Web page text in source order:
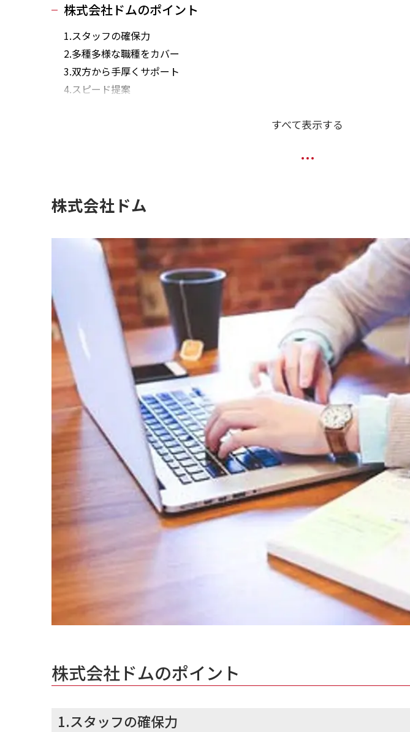
株式会社ドムのポイント
1.スタッフの確保力
2.多種多様な職種をカバー
3.双方から手厚くサポート
4.スピード提案
すべて表示する
株式会社ドム
株式会社ドムのポイント
1.スタッフの確保力